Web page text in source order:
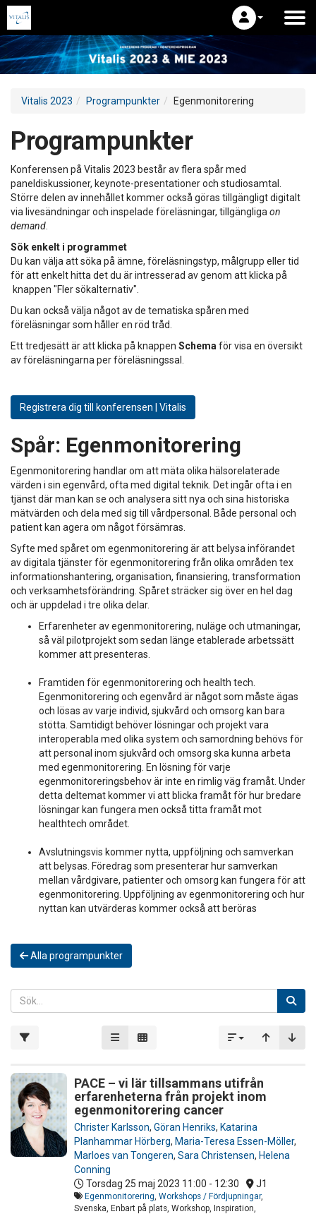
Vitalis 2023 Programpunkter Egenmonitorering
Programpunkter
Konferensen på Vitalis 2023 består av flera spår med
paneldiskussioner, keynote-presentationer och studiosamtal.
Större delen av innehållet kommer också göras tillgängligt digitalt
via livesändningar och inspelade föreläsningar, tillgängliga on
demand
Sök enkelt i programmet
Du kan välja att söka på ämne, föreläsningstyp, målgrupp eller tid
för att enkelt hitta det du är intresserad av genom att klicka på
knappen "Fler sökalternativ".
Du kan också välja något av de tematiska spåren med
föreläsningar som håller en röd tråd.
Ett tredjesätt är att klicka på knappen Schema för visa en översikt
av föreläsningarna per föreläsningssal.
Registrera dig till konferensen | Vitalis
Spår: Egenmonitorering
Egenmonitorering handlar om att mäta olika hälsorelaterade
värden i sin egenvård, ofta med digital teknik. Det ingår ofta i en
tjänst där man kan se och analysera sitt nya och sina historiska
mätvärden och dela med sig till vårdpersonal. Både personal och
patient kan agera om något försämras.
Syfte med spåret om egenmonitorering är att belysa införandet
av digitala tjänster för egenmonitorering från olika områden tex
informationshantering, organisation, finansiering, transformation
och verksamhetsförändring. Spåret sträcker sig över en hel dag
och är uppdelad i tre olika delar.
Erfarenheter av egenmonitorering, nuläge och utmaningar,
så väl pilotprojekt som sedan länge etablerade arbetssätt
kommer att presenteras.
Framtiden för egenmonitorering och health tech.
Egenmonitorering och egenvård är något som måste ägas
och lösas av varje individ, sjukvård och omsorg kan bara
stötta. Samtidigt behöver lösningar och projekt vara
interoperabla med olika system och samordning behövs för
att personal inom sjukvård och omsorg ska kunna arbeta
med egenmonitorering. En lösning för varje
egenmonitoreringsbehov är inte en rimlig väg framåt. Under
detta deltemat kommer vi att blicka framåt för hur bredare
lösningar kan fungera men också titta framåt mot
healthtech området.
Avslutningsvis kommer nytta, uppföljning och samverkan
att belysas. Föredrag som presenterar hur samverkan
mellan vårdgivare, patienter och omsorg kan fungera för att
egenmonitorering. Uppföljning av egenmonitorering och hur
nyttan kan utvärderas kommer också att beröras
Alla programpunkter
PACE – vi lär tillsammans utifrån
erfarenheterna från projekt inom
egenmonitorering cancer
Christer Karlsson, Göran Henriks, Katarina
Planhammar Hörberg, Maria-Teresa Essen-Möller,
Marloes van Tongeren, Sara Christensen, Helena
Conning
Torsdag 25 maj 2023 11:00 - 12:30 J1
Egenmonitorering Workshops / Fördjupningar,
Svenska, Enbart på plats, Workshop, Inspiration,